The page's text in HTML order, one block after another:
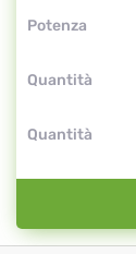
Potenza
Quantità
Quantità